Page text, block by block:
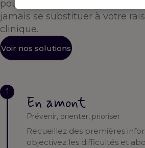
pour vous accompagner à
jamais se substituer à votre
clinique.
Voir nos solutions
1
En amont
Prévenir, orienter, prioriser
Recueillez des premières
objectivez les difficultés et